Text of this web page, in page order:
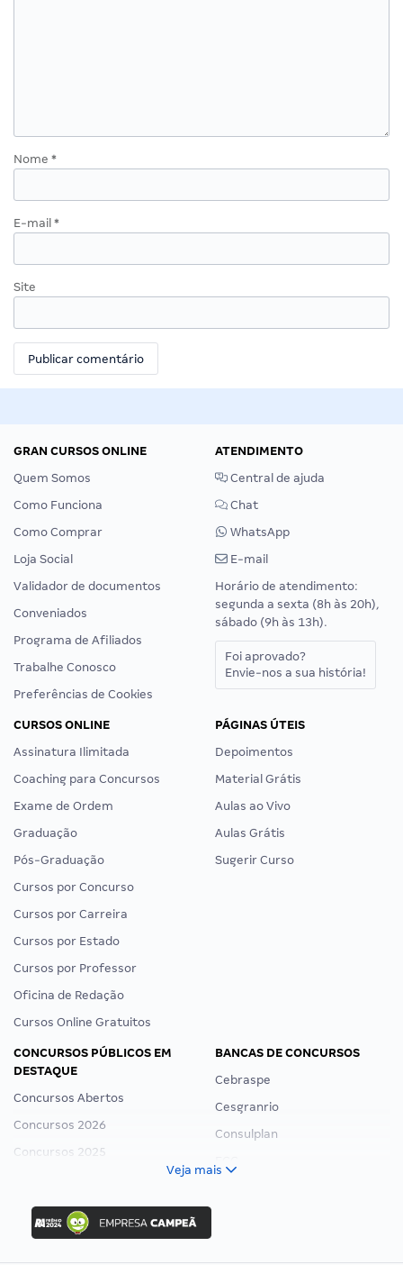
Nome *
E-mail *
Site
GRAN CURSOS ONLINE
Quem Somos
Como Funciona
Como Comprar
Loja Social
Validador de documentos
Conveniados
Programa de Afiliados
Trabalhe Conosco
Preferências de Cookies
ATENDIMENTO
Central de ajuda
Chat
WhatsApp
E-mail
Horário de atendimento:
segunda a sexta (8h às 20h),
sábado (9h às 13h).
Foi aprovado?
Envie-nos a sua história!
CURSOS ONLINE
Assinatura Ilimitada
Coaching para Concursos
Exame de Ordem
Graduação
Pós-Graduação
Cursos por Concurso
Cursos por Carreira
Cursos por Estado
Cursos por Professor
Oficina de Redação
Cursos Online Gratuitos
PÁGINAS ÚTEIS
Depoimentos
Material Grátis
Aulas ao Vivo
Aulas Grátis
Sugerir Curso
CONCURSOS PÚBLICOS EM
DESTAQUE
Concursos Abertos
Concursos 2026
Concursos 2025
Concurso Ibama
Concurso MPU
Editais publicados
BANCAS DE CONCURSOS
Cebraspe
Cesgranrio
Consulplan
Veja mais